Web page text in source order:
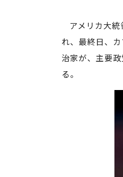
アメリカ大
れ、最終日、
治家が、主要
る。